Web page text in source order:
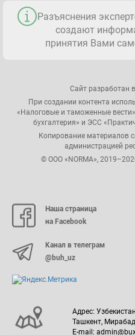
Разъяснения
создают
принятия Вами
Сайт разработан
При создании контента
«Налоговые и таможенные
бухгалтерия» и ЭСС
Копирование материалов
администрацией
© ООО «NORMA»,
Наша страница
на Facebook
Канал в телеграм
@buh_uz
Адрес:
Ташкент,
E-mail: